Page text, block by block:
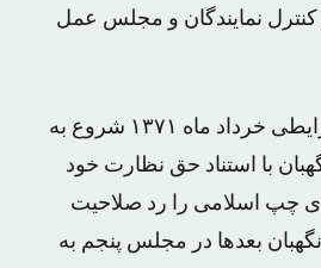
نمایندگان و مجلس عمل
مجلس چهارم در شرایطی خرداد ماه ۱۳۷۱ شروع به
با استناد حق نظارت خود
چپ اسلامی را رد صلاحیت
بعد‌ها در مجلس پنجم به